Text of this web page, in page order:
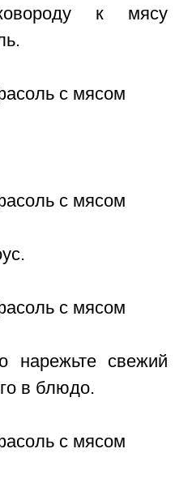
к мясу
нарежьте свежий
в блюдо.